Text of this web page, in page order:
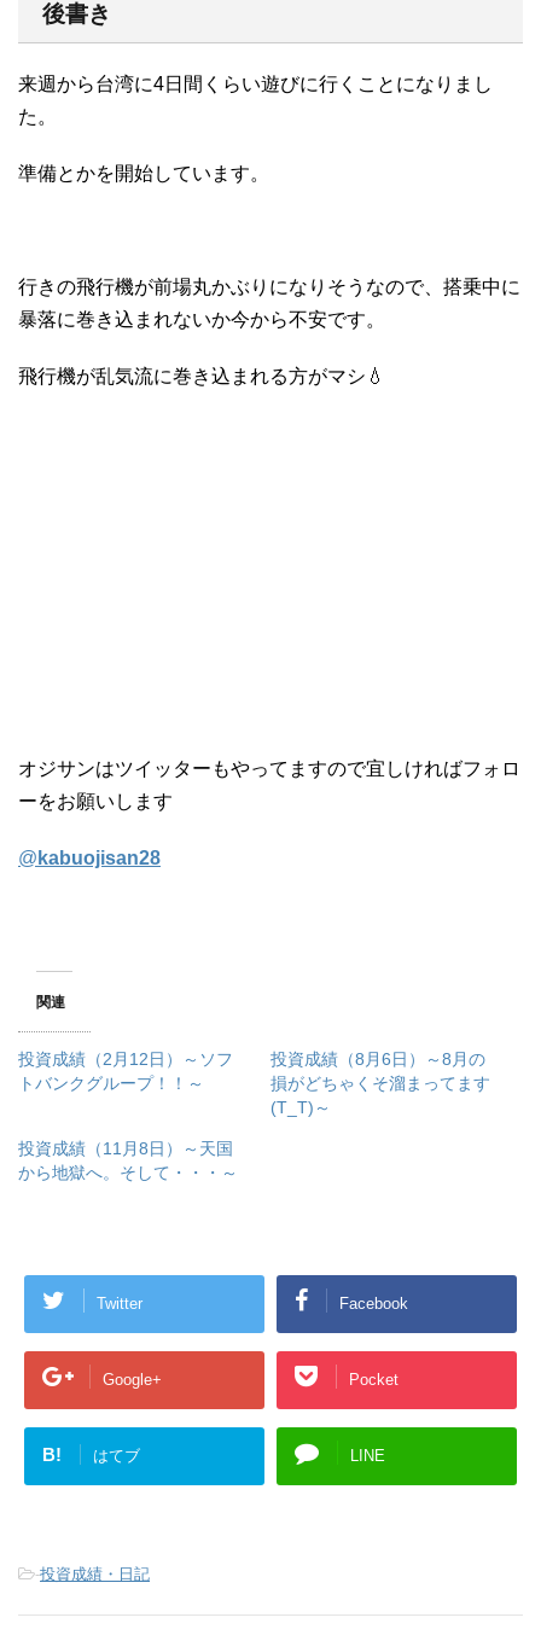
後書き
来週から台湾に4日間くらい遊びに行くことになりまし
た。
準備とかを開始しています。
行きの飛行機が前場丸かぶりになりそうなので、搭乗中に
暴落に巻き込まれないか今から不安です。
飛行機が乱気流に巻き込まれる方がマシ💧
オジサンはツイッターもやってますので宜しければフォロ
ーをお願いします
@ kabuojisan28
関連
投資成績（2月12日）～ソフ
トバンクグループ！！～
投資成績（8月6日）～8月の
損がどちゃくそ溜まってます
(T_T)～
投資成績（11月8日）～天国
から地獄へ。そして・・・～
Twitter Facebook
Google+ Pocket
B! はてブ LINE
-投資成績・日記